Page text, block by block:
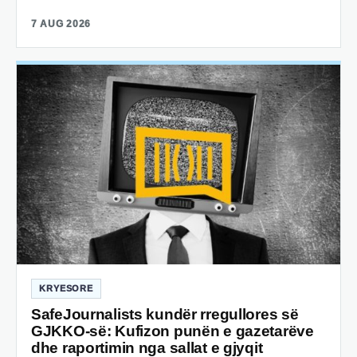
7 AUG 2026
KRYESORE
SafeJournalists kundër rregullores së
GJKKO-së: Kufizon punën e gazetarëve
dhe raportimin nga sallat e gjyqit